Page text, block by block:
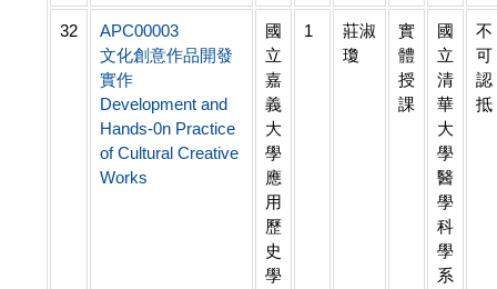
32
APC00003
文化創意作品開發
實作
Development and
Hands-0n Practice
of Cultural Creative
Works
國
立
嘉
義
大
學
應
用
歷
史
學
1
莊淑
瓊
實
體
授
課
國
立
清
華
大
學
醫
學
科
學
系
不
可
認
抵